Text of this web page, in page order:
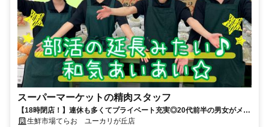
スーパーマーケットの精肉スタッフ
【18時閉店！】連休も多くてプライベート充実◎20代前半の男女がメイ
ンで活躍中！
生鮮市場てらお ユーカリが丘店